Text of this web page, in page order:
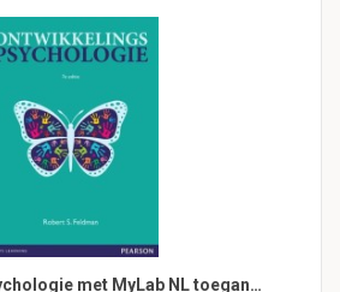
met MyLab NL toegan…